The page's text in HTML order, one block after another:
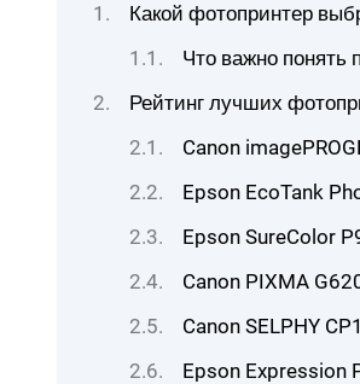
Какой фотопринтер
Что важно понять
Рейтинг лучших
Canon
Epson EcoTank
Epson SureColor
Canon PIXMA
Canon SELPHY
Epson Expression